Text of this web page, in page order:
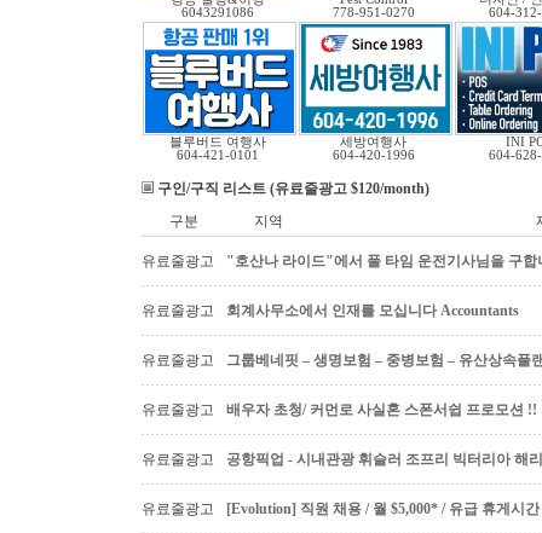
6043291086
778-951-0270
604-
블루버드 여행사
604-421-0101
세방여행사
604-420-1996
INI
604-
구인/구직 리스트 (유료줄광고 $120/month)
구분
지역
유료줄광고 "호산나 라이드"에서 풀 타임 운전기사님을 구합
유료줄광고 회계사무소에서 인재를 모십니다 Accountants
유료줄광고 그룹베네핏 – 생명보험 – 중병보험 – 유산상속플
유료줄광고 배우자 초청/ 커먼로 사실혼 스폰서쉽 프로모션 !!
유료줄광고 공항픽업 - 시내관광 휘슬러 조프리 빅터리아 해
유료줄광고 [Evolution] 직원 채용 / 월 $5,000* / 유급 휴게시